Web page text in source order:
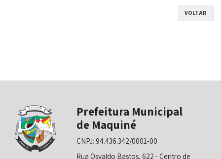
VOLTAR
Prefeitura Municipal
de Maquiné
CNPJ: 94.436.342/0001-00
Rua Osvaldo Bastos, 622 - Centro de